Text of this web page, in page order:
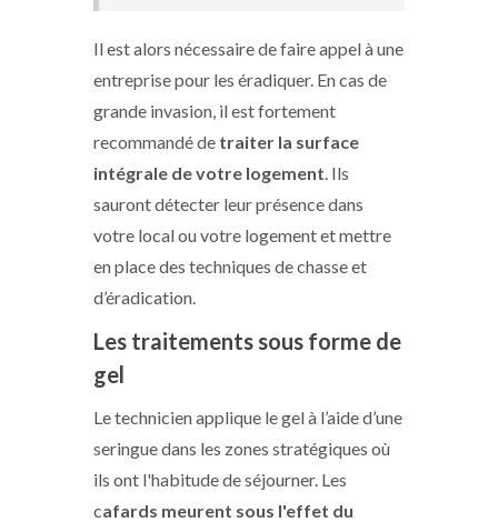
Il est alors nécessaire de faire appel à une
entreprise pour les éradiquer. En cas de
grande invasion, il est fortement
recommandé de traiter la surface
intégrale de votre logement. Ils
sauront détecter leur présence dans
votre local ou votre logement et mettre
en place des techniques de chasse et
d’éradication.
Les traitements sous forme de
gel
Le technicien applique le gel à l’aide d’une
seringue dans les zones stratégiques où
ils ont l'habitude de séjourner. Les
cafards meurent sous l'effet du